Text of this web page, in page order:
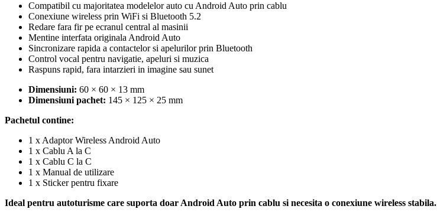
Compatibil cu majoritatea modelelor auto cu Android Auto prin cablu
Conexiune wireless prin WiFi si Bluetooth 5.2
Redare fara fir pe ecranul central al masinii
Mentine interfata originala Android Auto
Sincronizare rapida a contactelor si apelurilor prin Bluetooth
Control vocal pentru navigatie, apeluri si muzica
Raspuns rapid, fara intarzieri in imagine sau sunet
Dimensiuni: 60 × 60 × 13 mm
Dimensiuni pachet: 145 × 125 × 25 mm
Pachetul contine:
1 x Adaptor Wireless Android Auto
1 x Cablu A la C
1 x Cablu C la C
1 x Manual de utilizare
1 x Sticker pentru fixare
Ideal pentru autoturisme care suporta doar Android Auto prin cablu si necesita o conexiune wireless stabila.